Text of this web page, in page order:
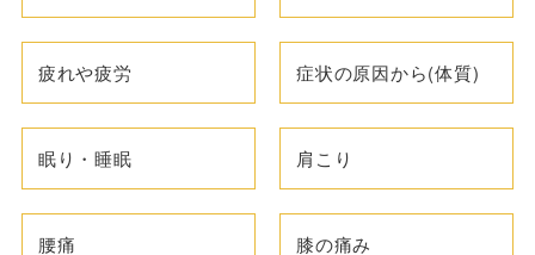
疲れや疲労 症状の原因から(体質)
眠り・睡眠 肩こり
腰痛 膝の痛み